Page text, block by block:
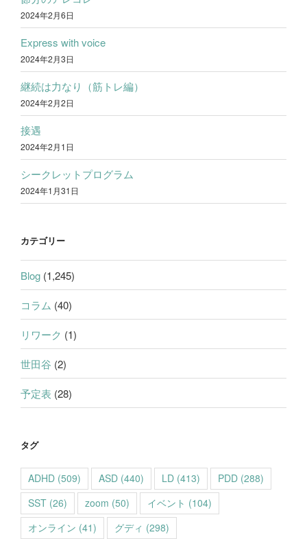
2024年2月6日
Express with voice
2024年2月3日
継続は力なり（筋トレ編）
2024年2月2日
接遇
2024年2月1日
シークレットプログラム
2024年1月31日
カテゴリー
Blog (1,245)
コラム (40)
リワーク (1)
世田谷 (2)
予定表 (28)
タグ
ADHD (509) ASD (440) LD (413) PDD (288)
SST (26) zoom (50) イベント (104)
オンライン (41) グディ (298)